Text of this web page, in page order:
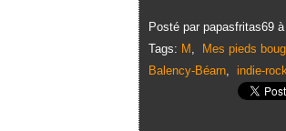
Posté par papasfritas69
Tags: M , Mes pieds
Balency-Béarn, indie-